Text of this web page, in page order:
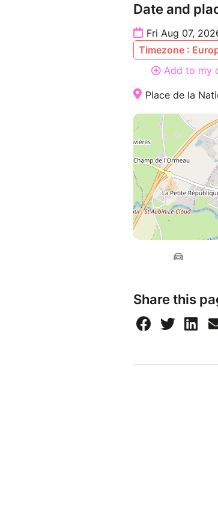
Date and
Fri Aug 07,
Timezone :
Add to my
Place de la
Share this